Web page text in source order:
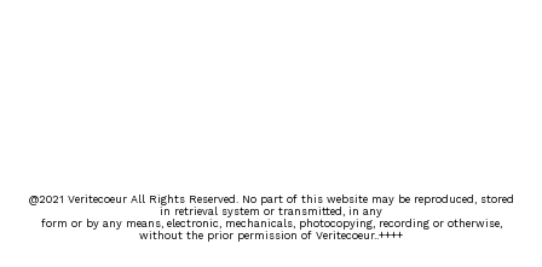
@2021 Veritecoeur All Rights Reserved. No part of this website may be reproduced, stored
in retrieval system or transmitted, in any
form or by any means, electronic, mechanicals, photocopying, recording or otherwise,
without the prior permission of Veritecoeur..++++